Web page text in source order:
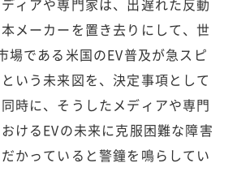
メーカーを置き去りにして、世
場である米国のEV普及が急スピ
いう未来図を、決定事項として
時に、そうしたメディアや専門
けるEVの未来に克服困難な障害
かっていると警鐘を鳴らしてい